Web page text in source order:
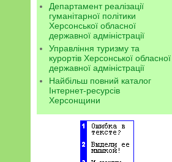
Департамент реалізації
гуманітарної політики
Херсонської обласної
державної адміністрації
Управління туризму та
курортів Херсонської обласної
державної адміністрації
Найбільш повний каталог
Інтернет-ресурсів
Херсонщини